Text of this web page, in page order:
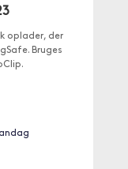
oplader, der
Bruges